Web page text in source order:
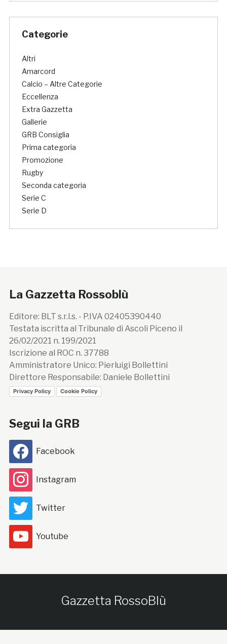
Categorie
Altri
Amarcord
Calcio – Altre Categorie
Eccellenza
Extra Gazzetta
Gallerie
GRB Consiglia
Prima categoria
Promozione
Rugby
Seconda categoria
Serie C
Serie D
La Gazzetta Rossoblù
Editore: BLT s.r.l.s. - P.IVA 02405390440
Testata iscritta al Tribunale di Ascoli Piceno il
26/02/2021 n. 199/2021
Iscrizione al ROC n. 37788
Amministratore Unico: Pierluigi Bollettini
Direttore Responsabile: Daniele Bollettini
Privacy Policy Cookie Policy
Segui la GRB
Facebook
Instagram
Twitter
Youtube
Gazzetta RossoBlù